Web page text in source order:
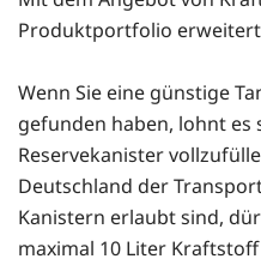
Produktportfolio
Wenn Sie eine günstige
gefunden haben, lohnt es
Reservekanister
Deutschland der
Kanistern erlaubt sind,
maximal 10 Liter